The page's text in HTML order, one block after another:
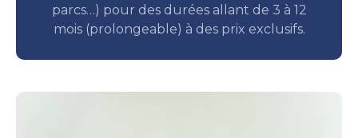
parcs…) pour des durées allant de 3 à 12
mois (prolongeable) à des prix exclusifs.